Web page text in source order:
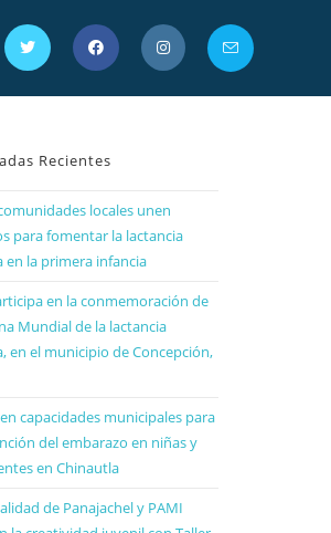
Recientes
locales unen
para fomentar la lactancia
en la primera infancia
en la conmemoración de
Mundial de la lactancia
en el municipio de Concepción,
capacidades municipales para
del embarazo en niñas y
en Chinautla
de Panajachel y PAMI